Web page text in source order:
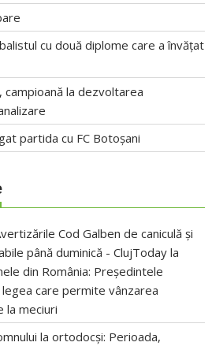
cu două diplome care a învățat
campioană la dezvoltarea
partida cu FC Botoșani
Cod Galben de caniculă și
până duminică - ClujToday la
din România: Președintele
care permite vânzarea
la meciuri
la ortodocși: Perioada,